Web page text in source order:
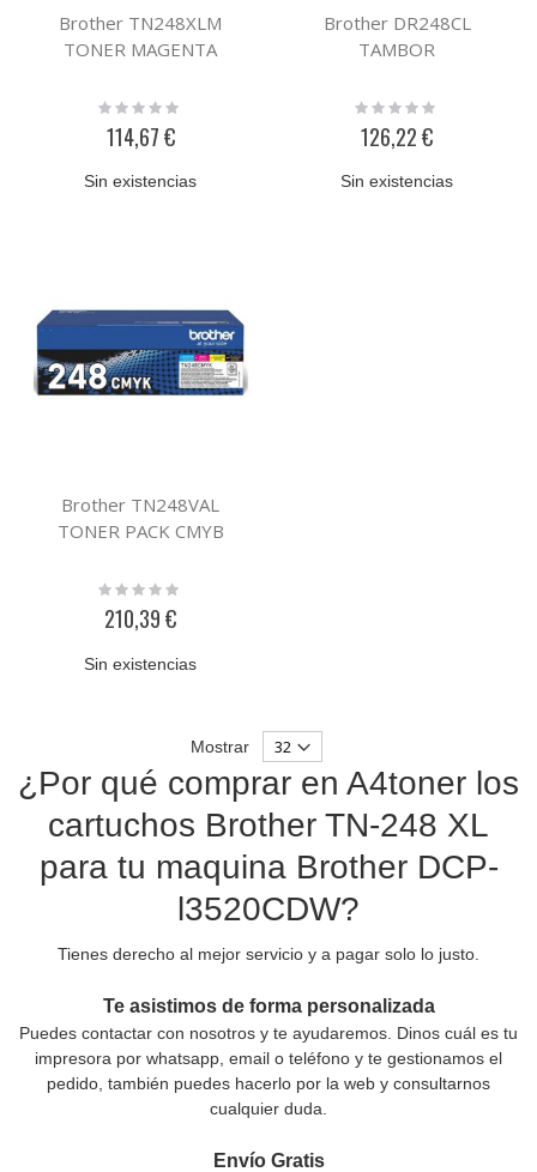
Brother TN248XLM
TONER MAGENTA
Rating:
114,67 €
Sin existencias
Brother DR248CL
TAMBOR
Rating:
126,22 €
Sin existencias
Brother TN248VAL
TONER PACK CMYB
Rating:
210,39 €
Sin existencias
Mostrar
¿Por qué comprar en A4toner los
cartuchos Brother TN-248 XL
para tu maquina Brother DCP-
l3520CDW?
Tienes derecho al mejor servicio y a pagar solo lo justo.
Te asistimos de forma personalizada
Puedes contactar con nosotros y te ayudaremos. Dinos cuál es tu
impresora por whatsapp, email o teléfono y te gestionamos el
pedido, también puedes hacerlo por la web y consultarnos
cualquier duda.
Envío Gratis